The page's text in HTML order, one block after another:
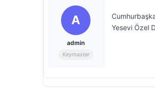
A
admin
Keymaster
Yesevi Özel